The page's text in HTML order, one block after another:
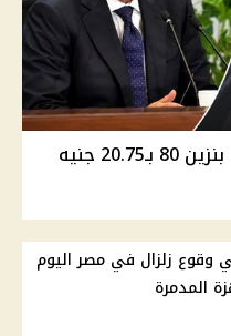
أسعار الوقود في مصر اليوم .. بنزين 80 بـ20.75 جنيه
وقوع زلزال في مصر اليوم
المدمرة